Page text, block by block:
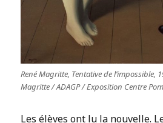
René Magritte, Tentative de l’impossible,
Magritte / ADAGP / Exposition Centre
Les élèves ont lu la nouvelle.